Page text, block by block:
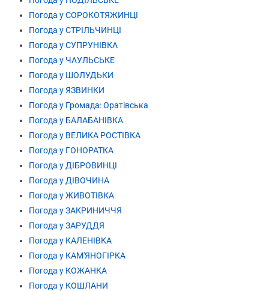
Погода у СОРОКОТЯЖИНЦІ
Погода у СТРІЛЬЧИНЦІ
Погода у СУПРУНІВКА
Погода у ЧАУЛЬСЬКЕ
Погода у ШОЛУДЬКИ
Погода у ЯЗВИНКИ
Погода у Громада: Оратівська
Погода у БАЛАБАНІВКА
Погода у ВЕЛИКА РОСТІВКА
Погода у ГОНОРАТКА
Погода у ДІБРОВИНЦІ
Погода у ДІВОЧИНА
Погода у ЖИВОТІВКА
Погода у ЗАКРИНИЧЧЯ
Погода у ЗАРУДДЯ
Погода у КАЛЕНІВКА
Погода у КАМ'ЯНОГІРКА
Погода у КОЖАНКА
Погода у КОШЛАНИ